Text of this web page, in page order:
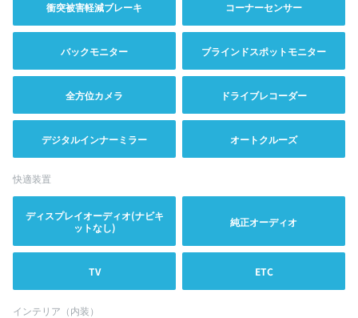
衝突被害軽減ブレーキ コーナーセンサー
バックモニター ブラインドスポットモニター
全方位カメラ ドライブレコーダー
デジタルインナーミラー オートクルーズ
快適装置
ディスプレイオーディオ(ナビキ
ットなし)
純正オーディオ
TV ETC
インテリア（内装）